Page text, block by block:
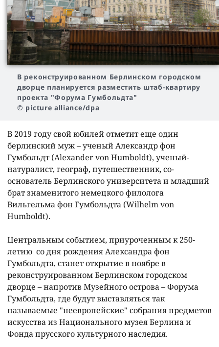
В реконструированном Берлинском городском
дворце планируется разместить штаб-квартиру
проекта "Форума Гумбольдта"
© picture alliance/dpa
В 2019 году свой юбилей отметит еще один
берлинский муж – ученый Александр фон
Гумбольдт (Alexander von Humboldt), ученый-
натуралист, географ, путешественник, со-
основатель Берлинского университета и младший
брат знаменитого немецкого филолога
Вильгельма фон Гумбольдта (Wilhelm von
Humboldt).
Центральным событием, приуроченным к 250-
летию со дня рождения Александра фон
Гумбольдта, станет открытие в ноябре в
реконструированном Берлинском городском
дворце – напротив Музейного острова – Форума
Гумбольдта, где будут выставляться так
называемые "неевропейские" собрания предметов
искусства из Национального музея Берлина и
Фонда прусского культурного наследия.